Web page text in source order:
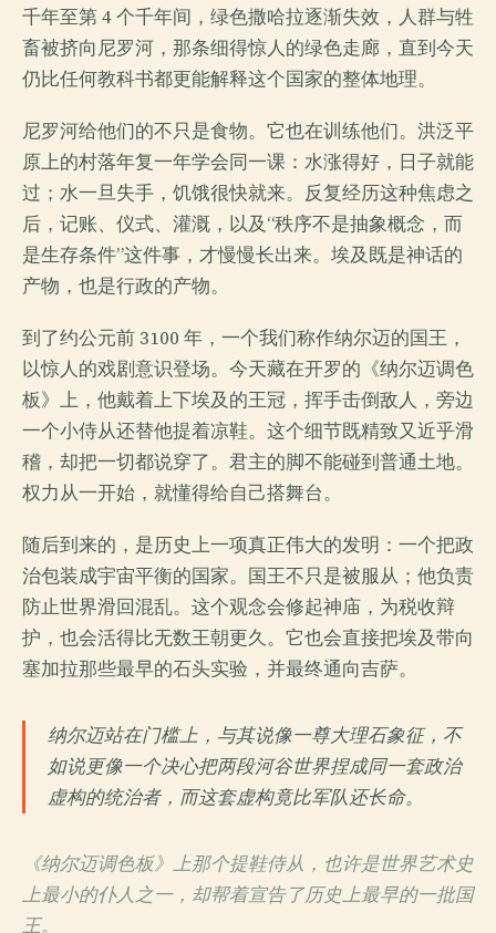
千年至第 4 个千年间，绿色撒哈拉逐渐失效，人群与牲
畜被挤向尼罗河，那条细得惊人的绿色走廊，直到今天
仍比任何教科书都更能解释这个国家的整体地理。
尼罗河给他们的不只是食物。它也在训练他们。洪泛平
原上的村落年复一年学会同一课：水涨得好，日子就能
过；水一旦失手，饥饿很快就来。反复经历这种焦虑之
后，记账、仪式、灌溉，以及“秩序不是抽象概念，而
是生存条件”这件事，才慢慢长出来。埃及既是神话的
产物，也是行政的产物。
到了约公元前 3100 年，一个我们称作纳尔迈的国王，
以惊人的戏剧意识登场。今天藏在开罗的《纳尔迈调色
板》上，他戴着上下埃及的王冠，挥手击倒敌人，旁边
一个小侍从还替他提着凉鞋。这个细节既精致又近乎滑
稽，却把一切都说穿了。君主的脚不能碰到普通土地。
权力从一开始，就懂得给自己搭舞台。
随后到来的，是历史上一项真正伟大的发明：一个把政
治包装成宇宙平衡的国家。国王不只是被服从；他负责
防止世界滑回混乱。这个观念会修起神庙，为税收辩
护，也会活得比无数王朝更久。它也会直接把埃及带向
塞加拉那些最早的石头实验，并最终通向吉萨。
纳尔迈站在门槛上，与其说像一尊大理石象征，不
如说更像一个决心把两段河谷世界捏成同一套政治
虚构的统治者，而这套虚构竟比军队还长命。
《纳尔迈调色板》上那个提鞋侍从，也许是世界艺术史
上最小的仆人之一，却帮着宣告了历史上最早的一批国
王。